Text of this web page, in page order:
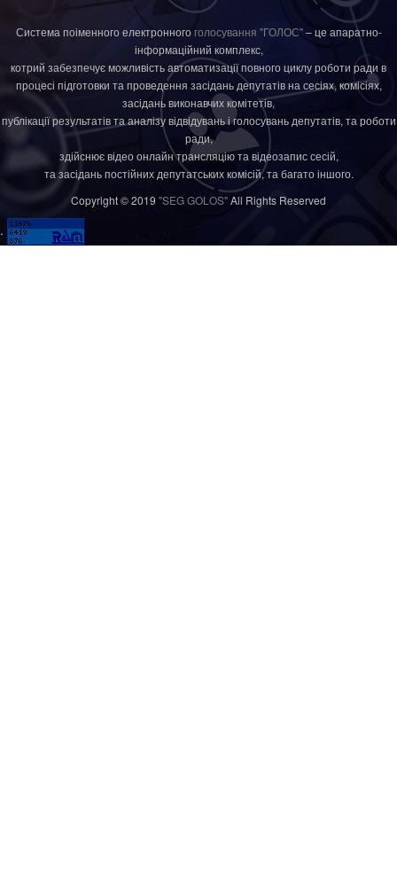
Система поіменного електронногоголосування "ГОЛОС"– це апаратно-
інформаційний комплекс,
котрий забезпечує можливість автоматизації повного циклу роботи ради в
процесі підготовки та проведення засідань депутатів на сесіях, комісіях,
засідань виконавчих комітетів,
публікації результатів та аналізу відвідувань і голосувань депутатів, та роботи
ради,
здійснює відео онлайн трансляцію та відеозапис сесій,
та засідань постійних депутатських комісій, та багато іншого.
Copyright © 2019 "SEG GOLOS"All Rights Reserved
.